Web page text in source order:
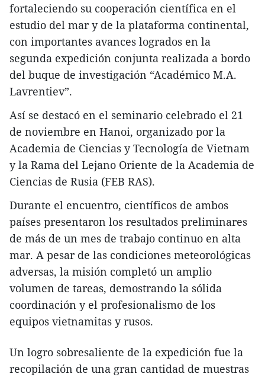
fortaleciendo su cooperación científica en el
estudio del mar y de la plataforma continental,
con importantes avances logrados en la
segunda expedición conjunta realizada a bordo
del buque de investigación “Académico M.A.
Lavrentiev”.
Así se destacó en el seminario celebrado el 21
de noviembre en Hanoi, organizado por la
Academia de Ciencias y Tecnología de Vietnam
y la Rama del Lejano Oriente de la Academia de
Ciencias de Rusia (FEB RAS).
Durante el encuentro, científicos de ambos
países presentaron los resultados preliminares
de más de un mes de trabajo continuo en alta
mar. A pesar de las condiciones meteorológicas
adversas, la misión completó un amplio
volumen de tareas, demostrando la sólida
coordinación y el profesionalismo de los
equipos vietnamitas y rusos.
Un logro sobresaliente de la expedición fue la
recopilación de una gran cantidad de muestras